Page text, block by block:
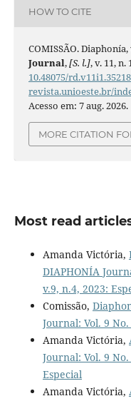
HOW TO CITE
COMISSÃO. Diaphonía,
Journal,[S. l.], v. 11, n.
10.48075/rd.v11i1.35218
revista.unioeste.br/
Acesso em: 7 aug. 2026.
MORE CITATION
Most read
Amanda Victória,
DIAPHONÍA
v.9, n.4, 2023:
Comissão,
Journal: Vol. 9
Amanda Victória,
Journal: Vol. 9
Especial
Amanda Victória,